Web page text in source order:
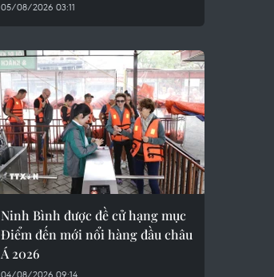
05/08/2026 03:11
Ninh Bình được đề cử hạng mục
Điểm đến mới nổi hàng đầu châu
Á 2026
04/08/2026 09:14